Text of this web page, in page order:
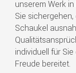
unserem Werk
Sie
Schaukel
individuell für
Freude bereitet.